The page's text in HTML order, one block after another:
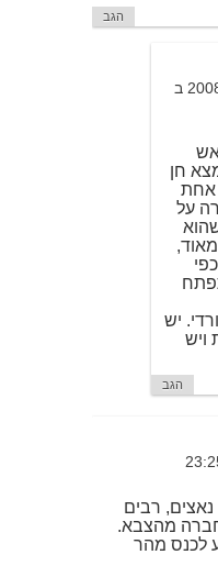
הגב
10 ביולי 2008 ב
חן
אחת
על
יש
ויש
הגב
נאצים, רבים
מהצבא.
לכנס מהר